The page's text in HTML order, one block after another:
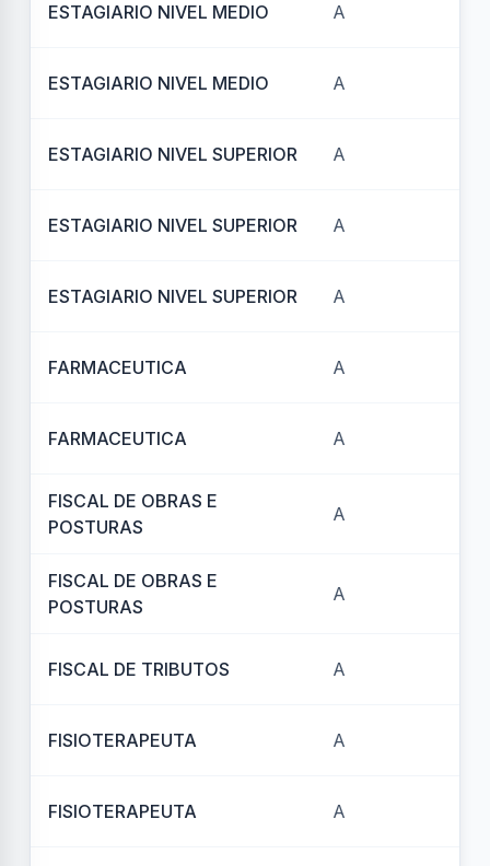
ESTAGIARIO NIVEL MEDIO A
ESTAGIARIO NIVEL MEDIO A
ESTAGIARIO NIVEL SUPERIOR A
ESTAGIARIO NIVEL SUPERIOR A
ESTAGIARIO NIVEL SUPERIOR A
FARMACEUTICA A
FARMACEUTICA A
FISCAL DE OBRAS E
POSTURAS
A
FISCAL DE OBRAS E
POSTURAS
A
FISCAL DE TRIBUTOS A
FISIOTERAPEUTA A
FISIOTERAPEUTA A